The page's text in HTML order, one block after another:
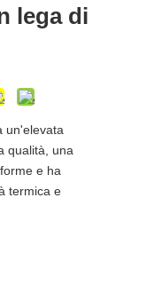
lega di
un'elevata
qualità, una
e ha
termica e